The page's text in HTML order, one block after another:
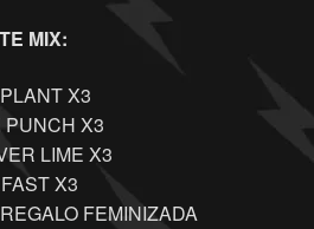
MIX:
X3
PUNCH X3
LIME X3
X3
FEMINIZADA